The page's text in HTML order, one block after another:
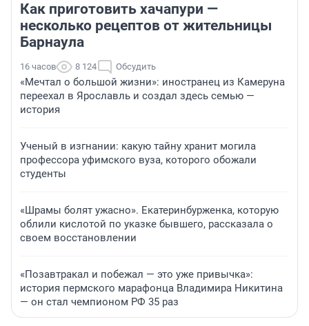
Как приготовить хачапури —
несколько рецептов от жительницы
Барнаула
16 часов 8 124 Обсудить
«Мечтал о большой жизни»: иностранец из Камеруна
переехал в Ярославль и создал здесь семью —
история
Ученый в изгнании: какую тайну хранит могила
профессора уфимского вуза, которого обожали
студенты
«Шрамы болят ужасно». Екатеринбурженка, которую
облили кислотой по указке бывшего, рассказала о
своем восстановлении
«Позавтракал и побежал — это уже привычка»:
история пермского марафонца Владимира Никитина
— он стал чемпионом РФ 35 раз